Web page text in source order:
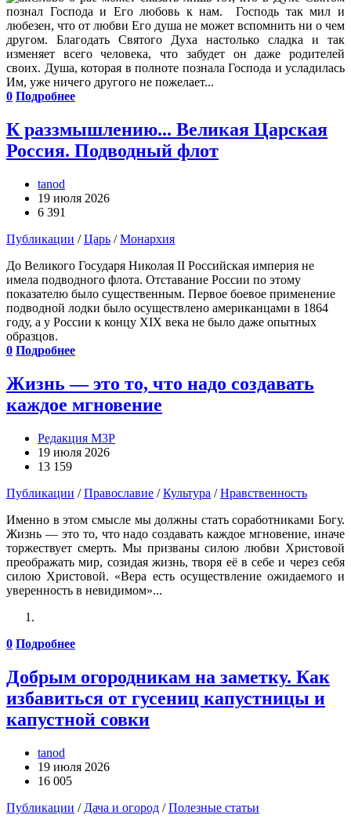
познал Господа и Его любовь к нам. Господь так мил и
любезен, что от любви Его душа не может вспомнить ни о чем
другом. Благодать Святого Духа настолько сладка и так
изменяет всего человека, что забудет он даже родителей
своих. Душа, которая в полноте познала Господа и усладилась
Им, уже ничего другого не пожелает...
0 Подробнее
К раззмышлению... Великая Царская
Россия. Подводный флот
tanod
19 июля 2026
6 391
Публикации /Царь /Монархия
До Великого Государя Николая II Российская империя не
имела подводного флота. Отставание России по этому
показателю было существенным. Первое боевое применение
подводной лодки было осуществлено американцами в 1864
году, а у России к концу XIX века не было даже опытных
образцов.
0 Подробнее
Жизнь — это то, что надо создавать
каждое мгновение
Редакция М3Р
19 июля 2026
13 159
Публикации /Православие /Культура /Нравственность
Именно в этом смысле мы должны стать соработниками Богу.
Жизнь — это то, что надо создавать каждое мгновение, иначе
торжествует смерть. Мы призваны силою любви Христовой
преображать мир, созидая жизнь, творя её в себе и через себя
силою Христовой. «Вера есть осуществление ожидаемого и
уверенность в невидимом»...
0 Подробнее
Добрым огородникам на заметку. Как
избавиться от гусениц капустницы и
капустной совки
tanod
19 июля 2026
16 005
Публикации / Дача и огород /Полезные статьи